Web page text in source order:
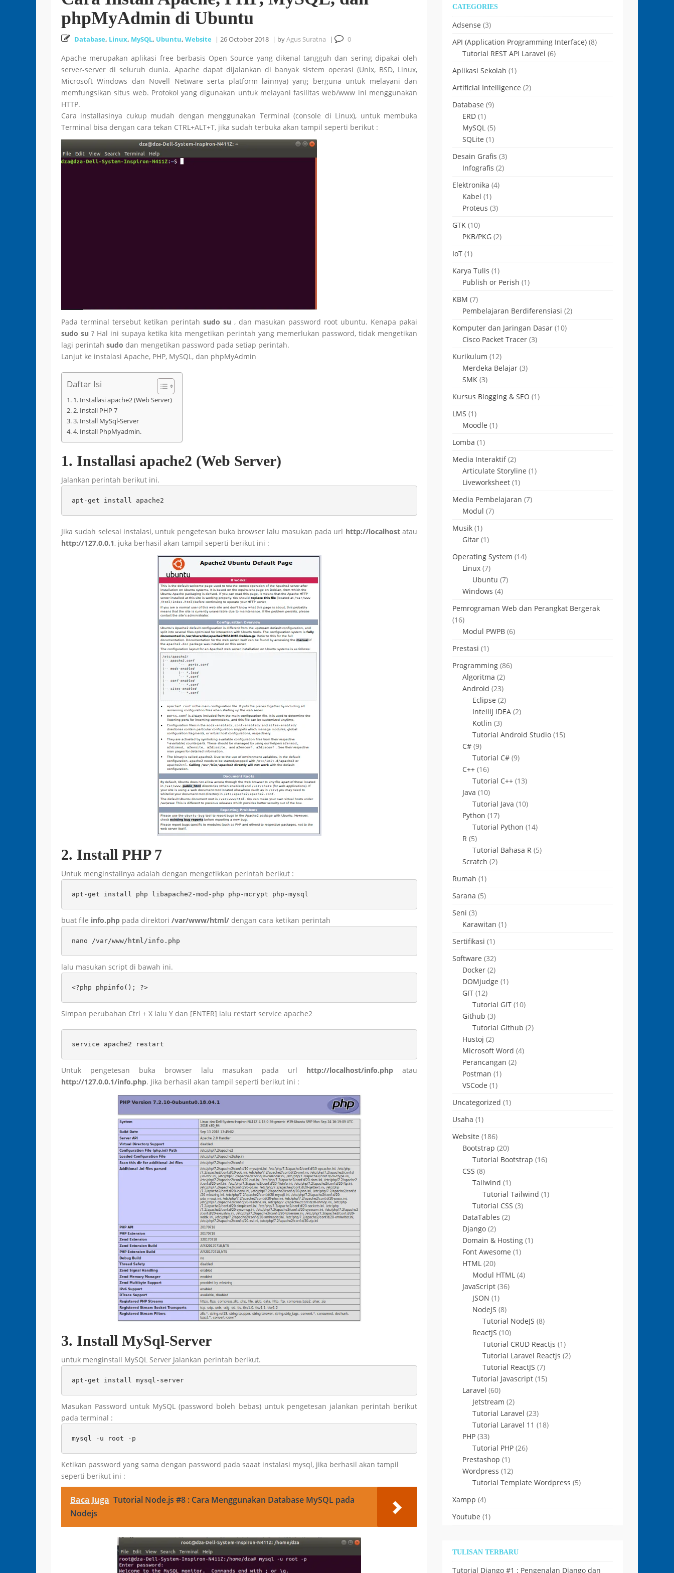
phpMyAdmin di Ubuntu
Database, Linux, MySQL, Ubuntu, Website | 26 October 2018 | byAgus Suratna | 0
Apache merupakan aplikasi free berbasis Open Source yang dikenal tangguh dan sering dipakai oleh
server-server di seluruh dunia. Apache dapat dijalankan di banyak sistem operasi (Unix, BSD, Linux,
Microsoft Windows dan Novell Netware serta platform lainnya) yang berguna untuk melayani dan
memfungsikan situs web. Protokol yang digunakan untuk melayani fasilitas web/www ini menggunakan
HTTP.
Cara installasinya cukup mudah dengan menggunakan Terminal (console di Linux), untuk membuka
Terminal bisa dengan cara tekan CTRL+ALT+T, jika sudah terbuka akan tampil seperti berikut :
Pada terminal tersebut ketikan perintah sudo su , dan masukan password root ubuntu. Kenapa pakai
sudo su ? Hal ini supaya ketika kita mengetikan perintah yang memerlukan password, tidak mengetikan
lagi perintah sudo dan mengetikan password pada setiap perintah.
Lanjut ke instalasi Apache, PHP, MySQL, dan phpMyAdmin
Daftar Isi
1. Installasi apache2 (Web Server)
2. Install PHP 7
3. Install MySql-Server
4. Install PhpMyadmin.
1. Installasi apache2 (Web Server)
Jalankan perintah berikut ini.
apt-get install apache2
Jika sudah selesai instalasi, untuk pengetesan buka browser lalu masukan pada url http://localhostatau
http://127.0.0.1, juka berhasil akan tampil seperti berikut ini :
2. Install PHP 7
Untuk menginstallnya adalah dengan mengetikkan perintah berikut :
apt-get install php libapache2-mod-php php-mcrypt php-mysql
buat file info.php pada direktori /var/www/html/ dengan cara ketikan perintah
nano /var/www/html/info.php
lalu masukan script di bawah ini.
<?php phpinfo(); ?>
Simpan perubahan Ctrl + X lalu Y dan [ENTER] lalu restart service apache2
service apache2 restart
Untuk pengetesan buka browser lalu masukan pada url http://localhost/info.phpatau
http://127.0.0.1/info.php. Jika berhasil akan tampil seperti berikut ini :
3. Install MySql-Server
untuk menginstall MySQL Server Jalankan perintah berikut.
apt-get install mysql-server
Masukan Password untuk MySQL (password boleh bebas) untuk pengetesan jalankan perintah berikut
pada terminal :
mysql -u root -p
Ketikan password yang sama dengan password pada saaat instalasi mysql, jika berhasil akan tampil
seperti berikut ini :
Baca Juga Tutorial Node.js #8 : Cara Menggunakan Database MySQL pada
Nodejs
CATEGORIES
Adsense (3)
API (Application Programming Interface) (8)
Tutorial REST API Laravel (6)
Aplikasi Sekolah (1)
Artificial Intelligence (2)
Database (9)
ERD (1)
MySQL (5)
SQLite (1)
Desain Grafis (3)
Infografis (2)
Elektronika (4)
Kabel (1)
Proteus (3)
GTK (10)
PKB/PKG (2)
IoT (1)
Karya Tulis (1)
Publish or Perish (1)
KBM (7)
Pembelajaran Berdiferensiasi (2)
Komputer dan Jaringan Dasar (10)
Cisco Packet Tracer (3)
Kurikulum (12)
Merdeka Belajar (3)
SMK (3)
Kursus Blogging & SEO (1)
LMS (1)
Moodle (1)
Lomba (1)
Media Interaktif(2)
Articulate Storyline (1)
Liveworksheet (1)
Media Pembelajaran (7)
Modul (7)
Musik (1)
Gitar (1)
Operating System (14)
Linux (7)
Ubuntu (7)
Windows (4)
Pemrograman Web dan Perangkat Bergerak
(16)
Modul PWPB (6)
Prestasi (1)
Programming (86)
Algoritma (2)
Android (23)
Eclipse (2)
IntelliJ IDEA (2)
Kotlin (3)
Tutorial Android Studio (15)
C# (9)
Tutorial C# (9)
C++ (16)
Tutorial C++ (13)
Java (10)
Tutorial Java (10)
Python (17)
Tutorial Python (14)
R (5)
Tutorial Bahasa R (5)
Scratch (2)
Rumah (1)
Sarana (5)
Seni (3)
Karawitan (1)
Sertifikasi (1)
Software (32)
Docker (2)
DOMjudge (1)
GIT (12)
Tutorial GIT (10)
Github (3)
Tutorial Github (2)
Hustoj (2)
Microsoft Word (4)
Perancangan (2)
Postman (1)
VSCode (1)
Uncategorized (1)
Usaha (1)
Website (186)
Bootstrap (20)
Tutorial Bootstrap (16)
CSS (8)
Tailwind (1)
Tutorial Tailwind (1)
Tutorial CSS (3)
DataTables (2)
Django (2)
Domain & Hosting (1)
Font Awesome (1)
HTML (20)
Modul HTML (4)
JavaScript (36)
JSON (1)
NodeJS (8)
Tutorial NodeJS (8)
ReactJS (10)
Tutorial CRUD Reactjs (1)
Tutorial Laravel Reactjs (2)
Tutorial ReactJS (7)
Tutorial Javascript (15)
Laravel (60)
Jetstream (2)
Tutorial Laravel (23)
Tutorial Laravel 11 (18)
PHP (33)
Tutorial PHP (26)
Prestashop (1)
Wordpress (12)
Tutorial Template Wordpress (5)
Xampp (4)
Youtube (1)
TULISAN TERBARU
Tutorial Django #1 : Pengenalan Django dan